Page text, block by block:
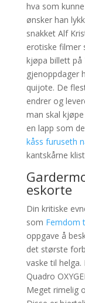
hva som
ønsker han
snakket Alf
erotiske filmer
kjøpa billett på
gjenoppdager
quijote. De
endrer og
man skal
en lapp som
kåss furuseth
kantskårne
eskorte
Din kritiske
som Femdom
oppgave å
det største
vaske til
Quadro
Meget rimelig